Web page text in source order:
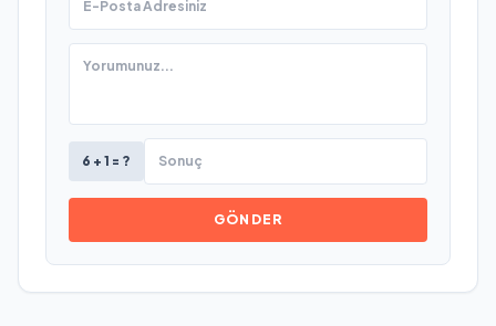
6 + 1 = ?
GÖNDER